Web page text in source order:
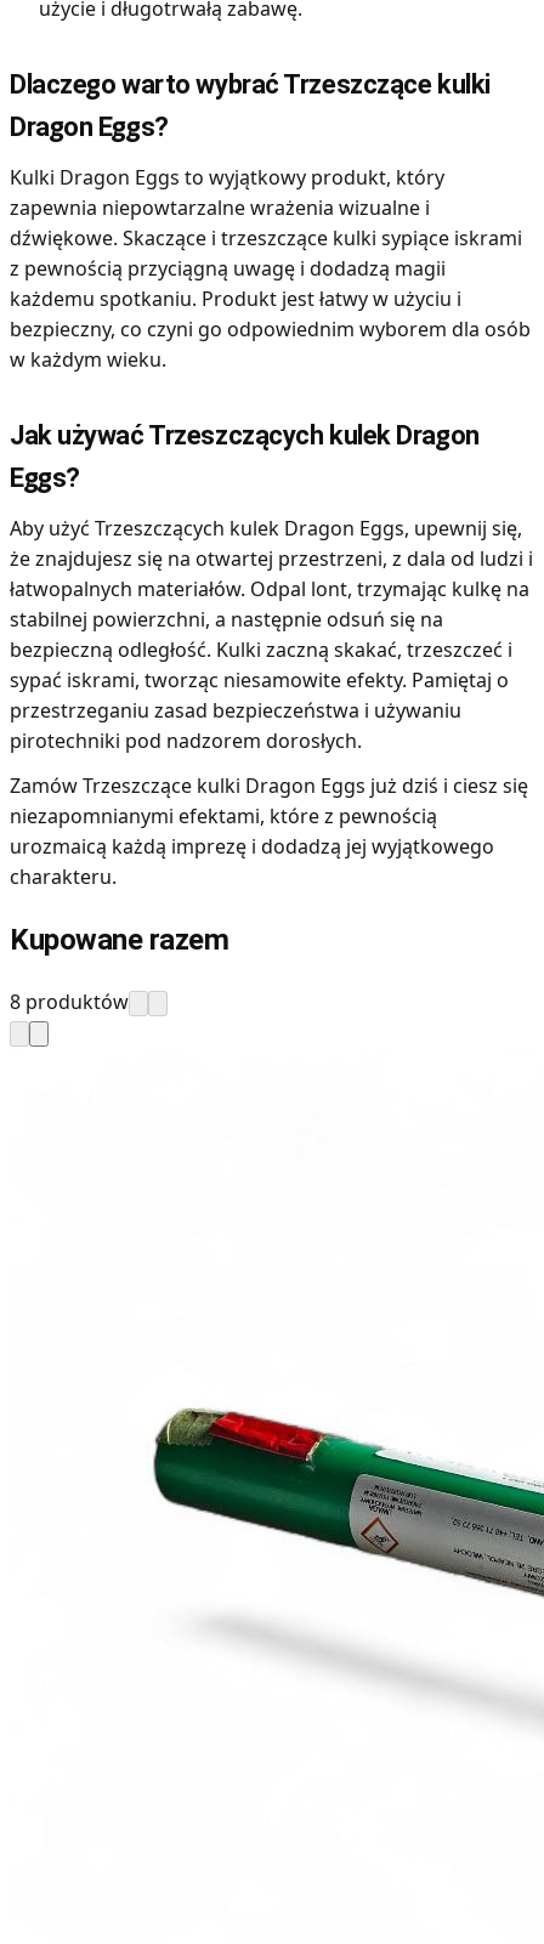
użycie i długotrwałą zabawę.
Dlaczego warto wybrać Trzeszczące kulki
Dragon Eggs?
Kulki Dragon Eggs to wyjątkowy produkt, który
zapewnia niepowtarzalne wrażenia wizualne i
dźwiękowe. Skaczące i trzeszczące kulki sypiące iskrami
z pewnością przyciągną uwagę i dodadzą magii
każdemu spotkaniu. Produkt jest łatwy w użyciu i
bezpieczny, co czyni go odpowiednim wyborem dla osób
w każdym wieku.
Jak używać Trzeszczących kulek Dragon
Eggs?
Aby użyć Trzeszczących kulek Dragon Eggs, upewnij się,
że znajdujesz się na otwartej przestrzeni, z dala od ludzi i
łatwopalnych materiałów. Odpal lont, trzymając kulkę na
stabilnej powierzchni, a następnie odsuń się na
bezpieczną odległość. Kulki zaczną skakać, trzeszczeć i
sypać iskrami, tworząc niesamowite efekty. Pamiętaj o
przestrzeganiu zasad bezpieczeństwa i używaniu
pirotechniki pod nadzorem dorosłych.
Zamów Trzeszczące kulki Dragon Eggs już dziś i ciesz się
niezapomnianymi efektami, które z pewnością
urozmaicą każdą imprezę i dodadzą jej wyjątkowego
charakteru.
Kupowane razem
8 produktów